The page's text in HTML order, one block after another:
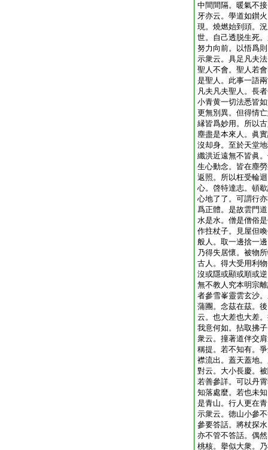
中間間隔。暖氣不
牙亦云。學道如鑚
現。燒燃始到頭。
世。自己透脱生死
努力向前。以悟爲
示衆云。具足凡夫
聖人不會。聖人若
是聖人。此事一語
凡夫凡夫聖人。長
小青黄一切法悉皆
更無別異。但得情
縁皆爲妙用。所以
塵盡是本來人。眞
沒却身。至於天堂
纖洪近遠無不皆眞
生心動念。皆在塵
返照。所以枉受輪
心。啓特達志。頓
心地了了。可謂行
爲正體。是故雲門
水是水。僧是僧俗
作拄杖子。見屋但
般人。取一邊捨一
乃得失居懷。被物
古人。得大受用利
沒或隱或顯或順或
無不教人究本明宗
者參雪峯靈雲玄沙
蒲團。念茲在茲。
云。也大差也大差
我意何如。拈取拂
衆云。撞著道伴交
稱提。若不知有。
襟流出。蓋天蓋地
對云。大小長慶。
若善參詳。可以丹
知落處麼。若也未
是青山。行人更在
示衆云。徳山小參
參要答話。將杖探
亦不管不答話。偶
桃核。擧似大衆。